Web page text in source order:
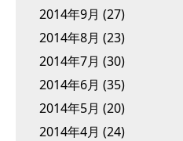
2014年9月 (27)
2014年8月 (23)
2014年7月 (30)
2014年6月 (35)
2014年5月 (20)
2014年4月 (24)